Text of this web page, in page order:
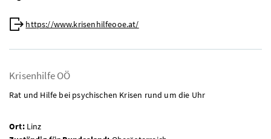
Web:
https://www.krisenhilfeooe.at/
Krisenhilfe OÖ
Rat und Hilfe bei psychischen Krisen rund um die Uhr
Ort:Linz